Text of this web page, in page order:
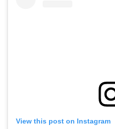
View this post on Instagram